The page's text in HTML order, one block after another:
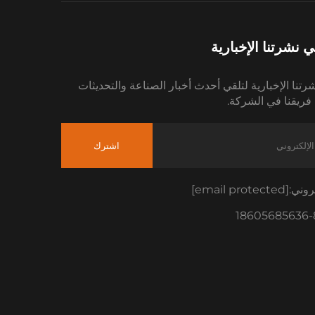
نشرتنا الإخبارية
الإخبارية لتلقي أحدث أخبار الصناعة والتحديثات
في الشركة.
اشترك
[email protected]